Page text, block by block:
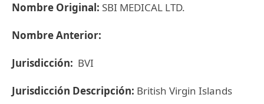
Nombre Original: SBI MEDICAL LTD.
Nombre Anterior:
Jurisdicción: BVI
Jurisdicción Descripción: British Virgin Islands